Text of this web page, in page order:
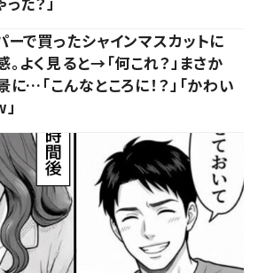
ーで買ったシャインマスカットに
。よく見ると→「何これ？」まさか
に…「こんなところに！？」「かわい